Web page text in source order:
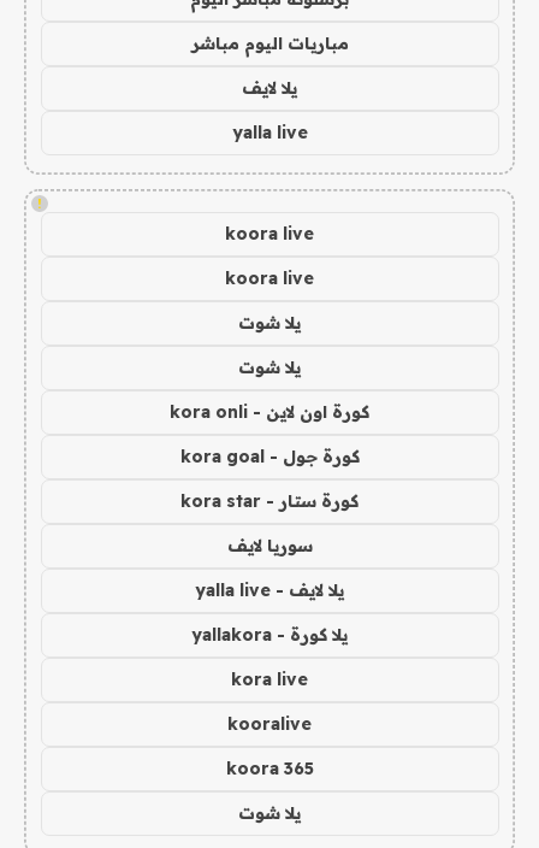
مباريات اليوم مباشر
يلا لايف
yalla live
!
koora live
koora live
يلا شوت
يلا شوت
كورة اون لاين - kora onli
كورة جول - kora goal
كورة ستار - kora star
سوريا لايف
يلا لايف - yalla live
يلا كورة - yallakora
kora live
kooralive
koora 365
يلا شوت